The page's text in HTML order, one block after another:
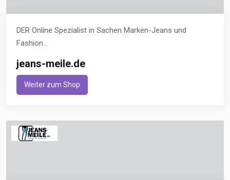
DER Online Spezialist in Sachen Marken-Jeans und
Fashion...
jeans-meile.de
Weiter zum Shop